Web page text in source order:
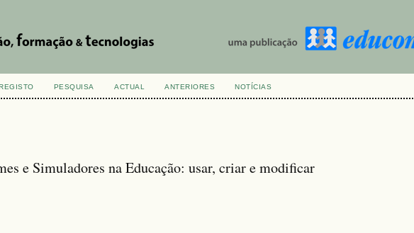
PESQUISA ACTUAL ANTERIORES NOTÍCIAS
e Simuladores na Educação: usar, criar e modificar